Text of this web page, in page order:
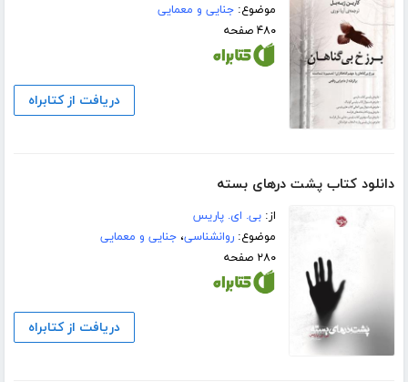
موضوع:جنایی و معمایی
۴۸۰ صفحه
دریافت از کتابراه
دانلود کتاب پشت درهای بسته
از:بی. ای. پاریس
موضوع:روانشناسی،جنایی و معمایی
۲۸۰ صفحه
دریافت از کتابراه